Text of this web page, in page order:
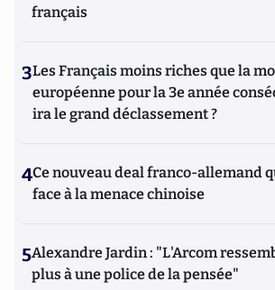
français
3Les Français moins riches que la
européenne pour la 3e année
ira le grand déclassement ?
4Ce nouveau deal franco-allemand
face à la menace chinoise
5Alexandre Jardin : "L'Arcom
plus à une police de la pensée"